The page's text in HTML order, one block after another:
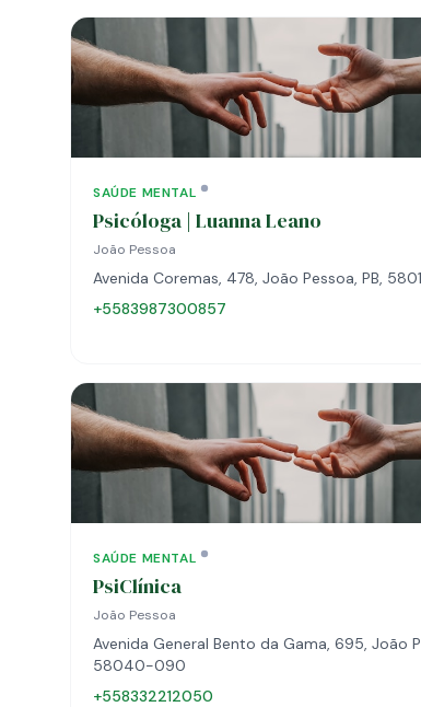
SAÚDE MENTAL
Psicóloga | Luanna Leano
João Pessoa
Avenida Coremas, 478, João Pessoa, PB,
+5583987300857
SAÚDE MENTAL
PsiClínica
João Pessoa
Avenida General Bento da Gama, 695, João
58040-090
+558332212050